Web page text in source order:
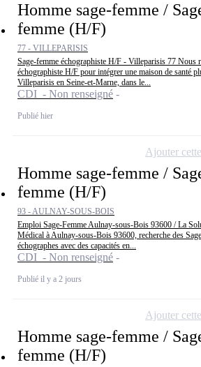
Homme sage-femme /
femme (H/F)
77 - VILLEPARISIS
Sage-femme échographiste H/F - Villeparisis 77 Nous
échographiste H/F pour intégrer une maison de santé
Villeparisis en Seine-et-Marne, dans le...
CDI - Non renseigné
Publié hier
Homme sage-femme /
femme (H/F)
93 - AULNAY-SOUS-BOIS
Emploi Sage-Femme Aulnay-sous-Bois 93600 / La
Médical à Aulnay-sous-Bois 93600, recherche des
échographes avec des capacités en...
CDI - Non renseigné
Publié il y a 2 jours
Ajouter
Homme sage-femme /
femme (H/F)
Ajouter